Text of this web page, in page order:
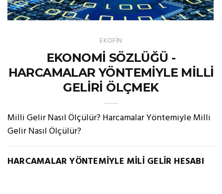
EKOFİN
EKONOMİ SÖZLÜĞÜ -
HARCAMALAR YÖNTEMİYLE MİLLİ
GELİRİ ÖLÇMEK
Milli Gelir Nasıl Ölçülür? Harcamalar Yöntemiyle Milli
Gelir Nasıl Ölçülür?
HARCAMALAR YÖNTEMİYLE MİLİ GELİR HESABI